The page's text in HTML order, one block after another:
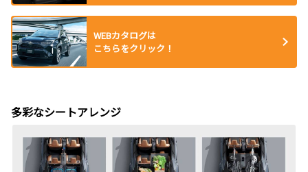
WEBカタログは
こちらをクリック！
多彩なシートアレンジ